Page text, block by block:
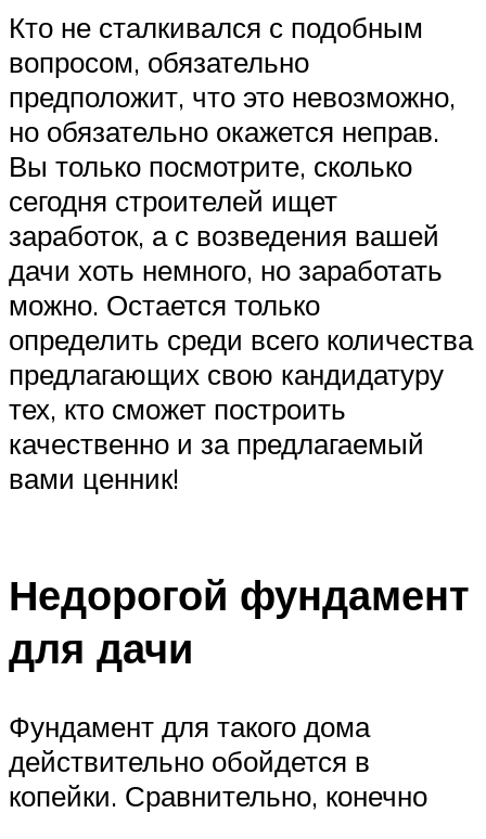
Кто не сталкивался с подобным
вопросом, обязательно
предположит, что это невозможно,
но обязательно окажется неправ.
Вы только посмотрите, сколько
сегодня строителей ищет
заработок, а с возведения вашей
дачи хоть немного, но заработать
можно. Остается только
определить среди всего количества
предлагающих свою кандидатуру
тех, кто сможет построить
качественно и за предлагаемый
вами ценник!
Недорогой фундамент
для дачи
Фундамент для такого дома
действительно обойдется в
копейки. Сравнительно, конечно